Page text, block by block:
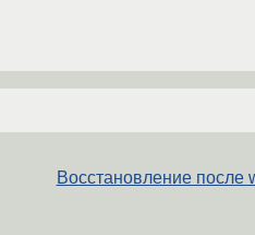
Восстановление после